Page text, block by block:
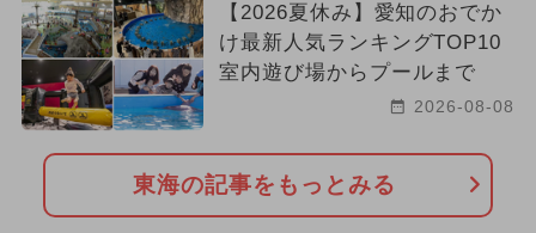
【2026夏休み】愛知のおでか
け最新人気ランキングTOP10
室内遊び場からプールまで
2026-08-08
東海の記事をもっとみる